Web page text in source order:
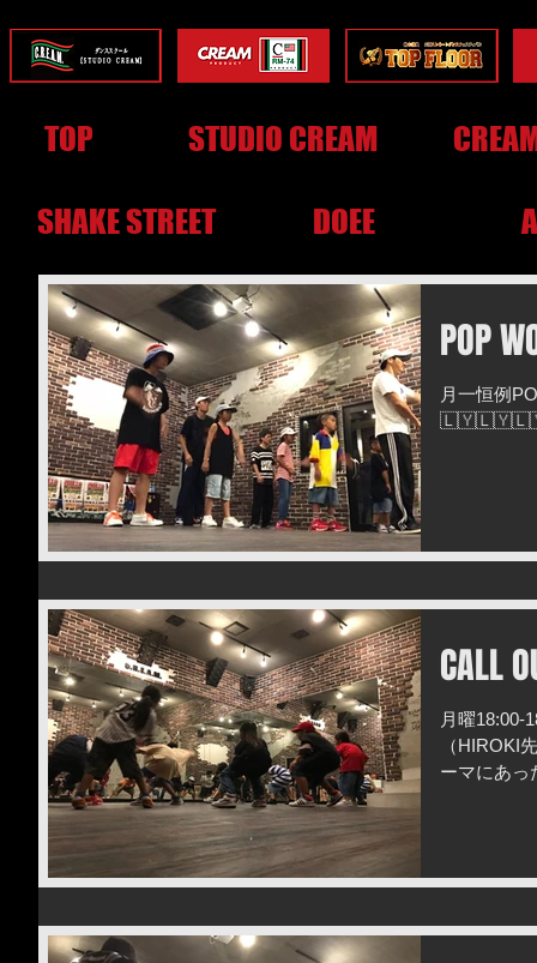
TOP STUDIO CREAM
SHAKE STREET DOEE
POP
月一恒例
CALL
月曜18:00-
（HIROKI
ーマにあっ